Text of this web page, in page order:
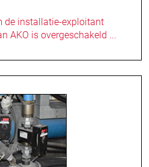
de installatie-exploitant
AKO is overgeschakeld ...